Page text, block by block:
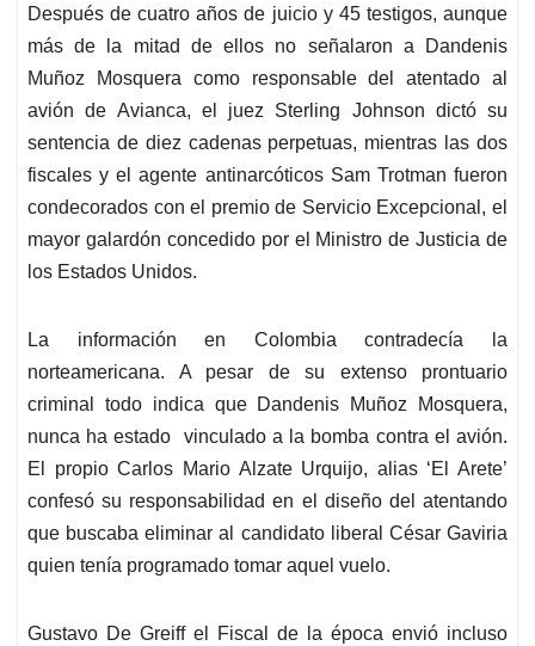
Después de cuatro años de juicio y 45 testigos, aunque
más de la mitad de ellos no señalaron a Dandenis
Muñoz Mosquera como responsable del atentado al
avión de Avianca, el juez Sterling Johnson dictó su
sentencia de diez cadenas perpetuas, mientras las dos
fiscales y el agente antinarcóticos Sam Trotman fueron
condecorados con el premio de Servicio Excepcional, el
mayor galardón concedido por el Ministro de Justicia de
los Estados Unidos.
La información en Colombia contradecía la
norteamericana. A pesar de su extenso prontuario
criminal todo indica que Dandenis Muñoz Mosquera,
nunca ha estado vinculado a la bomba contra el avión.
El propio Carlos Mario Alzate Urquijo, alias ‘El Arete’
confesó su responsabilidad en el diseño del atentando
que buscaba eliminar al candidato liberal César Gaviria
quien tenía programado tomar aquel vuelo.
Gustavo De Greiff el Fiscal de la época envió incluso